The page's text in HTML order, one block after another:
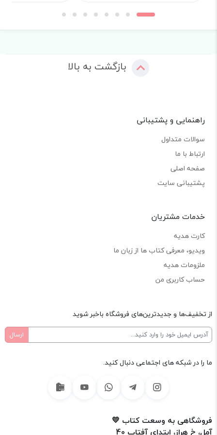
بازگشت به بالا
راهنمایی و پشتیبانی
سوالات متداول
ارتباط با ما
صفحه اصلی
پشتیبانی سایت
خدمات مشتریان
کارت هدیه
ویدیو، معرفی کتاب ها از زبان ما
ملزومات هدیه
حساب کاربری من
از تخفیف‌ها و جدیدترین‌های فروشگاه باخبر شوید
ما را در شبکه های اجتماعی دنبال کنید.
فروشگاهی به وسعت کتاب 💛
آمل، خ هراز، ابتدای آفتاب 40